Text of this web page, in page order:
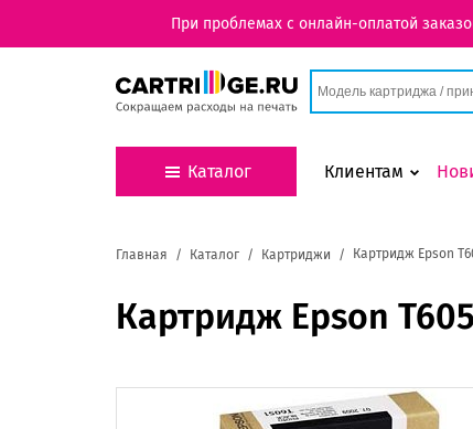
При проблемах с онлайн-оплатой
Каталог Клиентам
Главная Каталог Картриджи Картридж Epson
Картридж Epson